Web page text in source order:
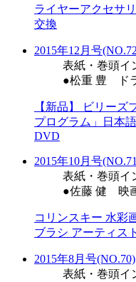
ライヤーアクセサ
交換
2015年12月号
表紙・巻頭イ
●松重 豊 ドラ
【新品】 ビリーズ
プログラム」日本
DVD
2015年10月号
表紙・巻頭イ
●佐藤 健 映
コリンスキー 水彩
ブラシ アーティス
2015年8月号(NO.70)
表紙・巻頭イ